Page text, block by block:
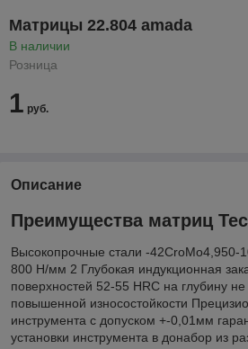
Матрицы 22.804 amada
В наличии
Розница
1 руб.
Описание
Преимущества матриц
Высокопрочные стали -
800 Н/мм 2 Глубокая индукционная
поверхностей 52-55 HRC на глубину
повышенной износостойкости
инструмента с допуском +-0,01мм
установки инструмента в донабор из